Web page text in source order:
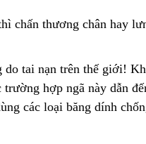
chấn thương chân hay
do tai nạn trên thế giới!
trường hợp ngã này dẫn
các loại băng dính
Mesh
No
Cao